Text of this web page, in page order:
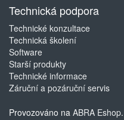
Technická podpora
Technické konzultace
Technická školení
Software
Starší produkty
Technické informace
Záruční a pozáruční servis
Provozováno na ABRA Eshop